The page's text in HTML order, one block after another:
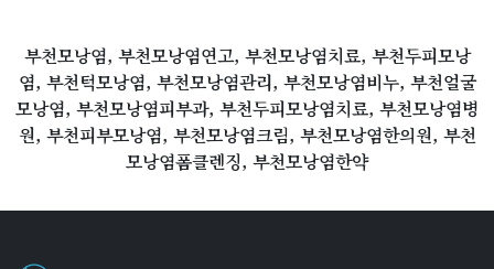
부천모낭염, 부천모낭염연고, 부천모낭염치료, 부천두피모낭
염, 부천턱모낭염, 부천모낭염관리, 부천모낭염비누, 부천얼굴
모낭염, 부천모낭염피부과, 부천두피모낭염치료, 부천모낭염병
원, 부천피부모낭염, 부천모낭염크림, 부천모낭염한의원, 부천
모낭염폼클렌징, 부천모낭염한약